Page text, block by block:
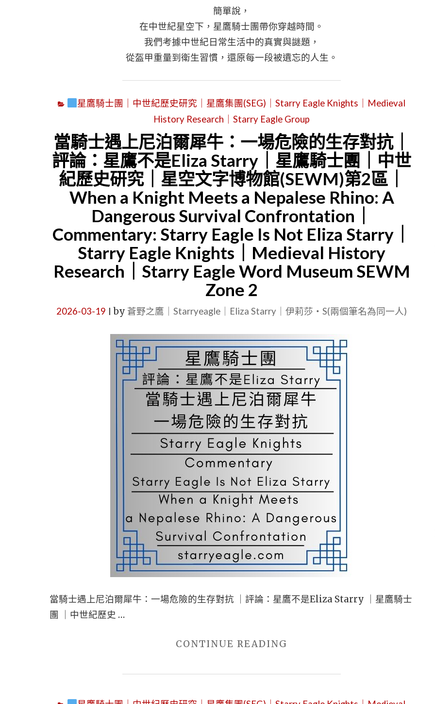
簡單說，
在中世紀星空下，星鷹騎士團帶你穿越時間。
我們考據中世紀日常生活中的真實與謎題，
從盔甲重量到衛生習慣，還原每一段被遺忘的人生。
星鷹騎士團｜中世紀歷史研究｜星鷹集團(SEG)｜Starry Eagle Knights｜Medieval
History Research｜Starry Eagle Group
當騎士遇上尼泊爾犀牛：一場危險的生存對抗｜
評論：星鷹不是Eliza Starry｜星鷹騎士團｜中世
紀歷史研究｜星空文字博物館(SEWM)第2區｜
When a Knight Meets a Nepalese Rhino: A
Dangerous Survival Confrontation｜
Commentary: Starry Eagle Is Not Eliza Starry｜
Starry Eagle Knights｜Medieval History
Research｜Starry Eagle Word Museum SEWM
Zone 2
2026-03-19 by 蒼野之鷹｜Starryeagle｜Eliza Starry｜伊莉莎・S(兩個筆名為同一人)
當騎士遇上尼泊爾犀牛：一場危險的生存對抗 ｜評論：星鷹不是Eliza Starry ｜星鷹騎士
團 ｜中世紀歷史 …
CONTINUE READING
士